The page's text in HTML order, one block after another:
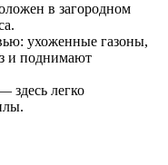
в загородном
ухоженные газоны,
и поднимают
здесь легко